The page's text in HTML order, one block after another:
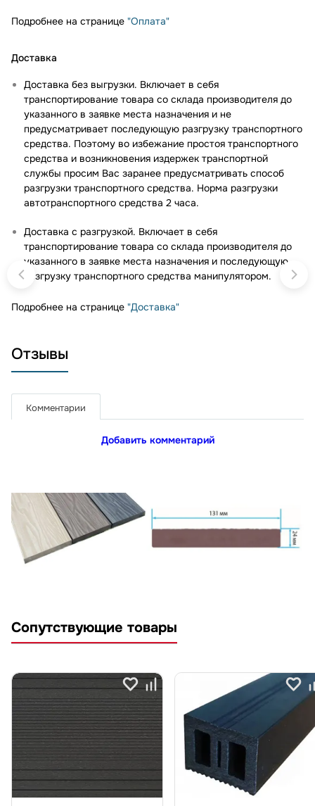
Подробнее на странице "Оплата"
Доставка
Доставка без выгрузки. Включает в себя
транспортирование товара со склада производителя до
указанного в заявке места назначения и не
предусматривает последующую разгрузку транспортного
средства. Поэтому во избежание простоя транспортного
средства и возникновения издержек транспортной
службы просим Вас заранее предусматривать способ
разгрузки транспортного средства. Норма разгрузки
автотранспортного средства 2 часа.
Доставка с разгрузкой. Включает в себя
транспортирование товара со склада производителя до
указанного в заявке места назначения и последующую
разгрузку транспортного средства манипулятором.
Подробнее на странице "Доставка"
Отзывы
Комментарии
Добавить комментарий
Сопутствующие товары